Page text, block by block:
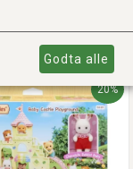
i handlekurv
20%
Godta alle